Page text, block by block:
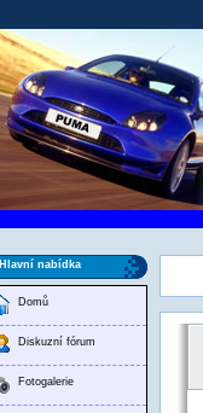
Hlavní nabídka
Domů
Diskuzní fórum
Fotogalerie